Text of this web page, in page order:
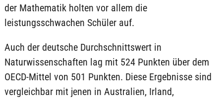
der Mathematik holten vor allem die
leistungsschwachen Schüler auf.
Auch der deutsche Durchschnittswert in
Naturwissenschaften lag mit 524 Punkten über dem
OECD-Mittel von 501 Punkten. Diese Ergebnisse sind
vergleichbar mit jenen in Australien, Irland,